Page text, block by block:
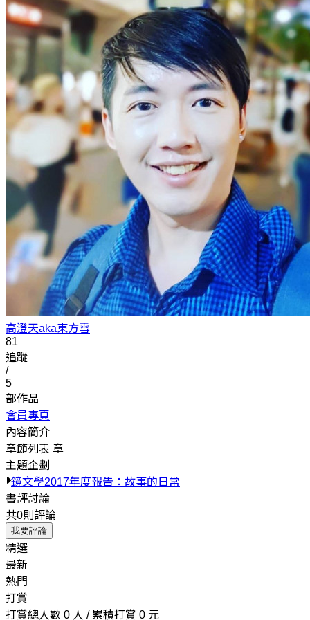
高澄天aka東方雪
81
追蹤
/
5
部作品
會員專頁
內容簡介
章節列表 章
主題企劃
鏡文學2017年度報告：故事的日常
書評討論
共0則評論
我要評論
精選
最新
熱門
打賞
打賞總人數 0 人 / 累積打賞 0 元